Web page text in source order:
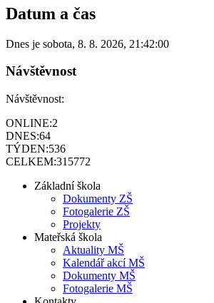
Datum a čas
Dnes je sobota, 8. 8. 2026, 21:42:00
Návštěvnost
Návštěvnost:
ONLINE:2
DNES:64
TÝDEN:536
CELKEM:315772
Základní škola
Dokumenty ZŠ
Fotogalerie ZŠ
Projekty
Mateřská škola
Aktuality MŠ
Kalendář akcí MŠ
Dokumenty MŠ
Fotogalerie MŠ